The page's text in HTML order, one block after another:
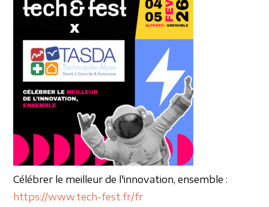
Célébrer le meilleurde l'innovation, ensemble :
https://www.tech-fest.fr/fr